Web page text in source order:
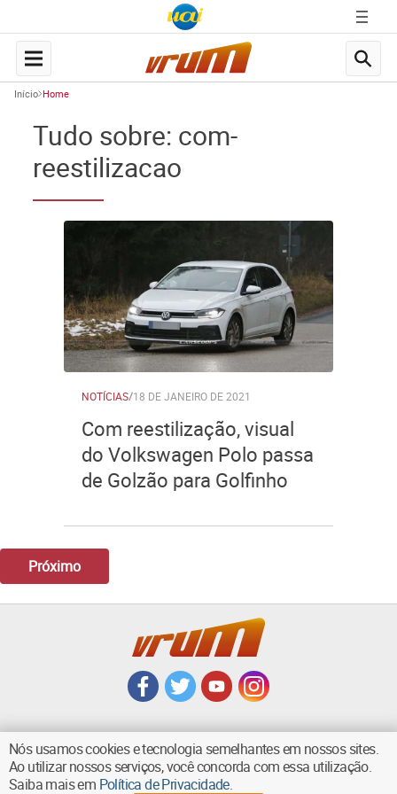
Início Home
Tudo sobre: com-
reestilizacao
NOTÍCIAS/18 DE JANEIRO DE 2021
Com reestilização, visual
do Volkswagen Polo passa
de Golzão para Golfinho
Próximo
VOLTAR AO TOPO
Nós usamos cookies e tecnologia semelhantes em nossos sites.
Ao utilizar nossos serviços, você concorda com essa utilização.
Saiba mais em Política de Privacidade.